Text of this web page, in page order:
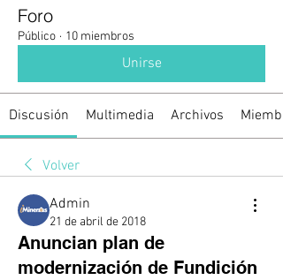
Foro
Público · 10 miembros
Unirse
Discusión Multimedia Archivos
Volver
Admin
21 de abril de 2018
Anuncian plan de
modernización de Fundición